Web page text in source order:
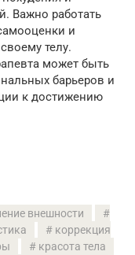
Важно работать
и
телу.
может быть
барьеров и
к достижению
внешности
коррекция
красота тела